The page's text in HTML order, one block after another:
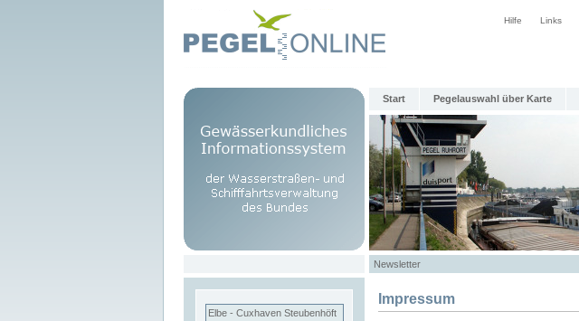
Hilfe Links
Start Pegelauswahl über Karte
Newsletter
Elbe - Cuxhaven Steubenhöft
Impressum